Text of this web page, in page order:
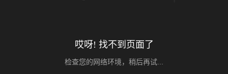
哎呀! 找不到页面了
检查您的网络环境，稍后再试...